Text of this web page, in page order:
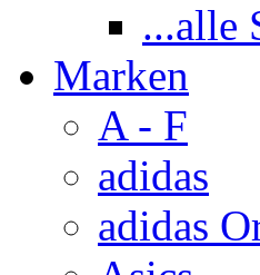
...alle
Marken
A - F
adidas
adidas